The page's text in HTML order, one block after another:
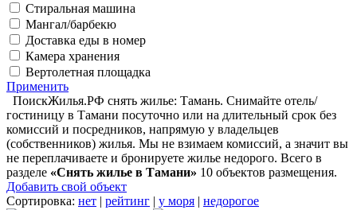
Стиральная машина
Мангал/барбекю
Доставка еды в номер
Камера хранения
Вертолетная площадка
Применить
ПоискЖилья.РФ снять жилье: Тамань. Снимайте отель/
гостиницу в Тамани посуточно или на длительный срок без
комиссий и посредников, напрямую у владельцев
(собственников) жилья. Мы не взимаем комиссий, а значит вы
не переплачиваете и бронируете жилье недорого. Всего в
разделе «Снять жилье в Тамани» 10 объектов размещения.
Добавить свой объект
Сортировка: нет | рейтинг | у моря | недорогое